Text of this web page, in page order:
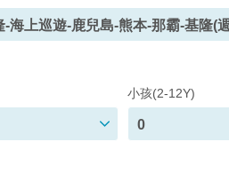
-海上巡遊-鹿兒島-熊本-那霸-基隆(
小孩(2-12Y)
0